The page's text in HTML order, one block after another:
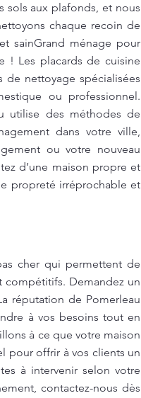
sols aux plafonds, et nous
chaque recoin de
sainGrand ménage pour
! Les placards de cuisine
nettoyage spécialisées
ou professionnel.
utilise des méthodes de
dans votre ville,
ou votre nouveau
d’une maison propre et
propreté irréprochable et
cher qui permettent de
compétitifs. Demandez un
réputation de Pomerleau
à vos besoins tout en
à ce que votre maison
pour offrir à vos clients un
à intervenir selon votre
contactez-nous dès